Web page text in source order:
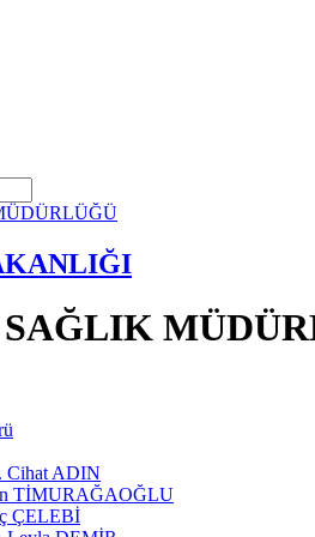
Cihat ADIN
TİMURAĞAOĞLU
ÇELEBİ